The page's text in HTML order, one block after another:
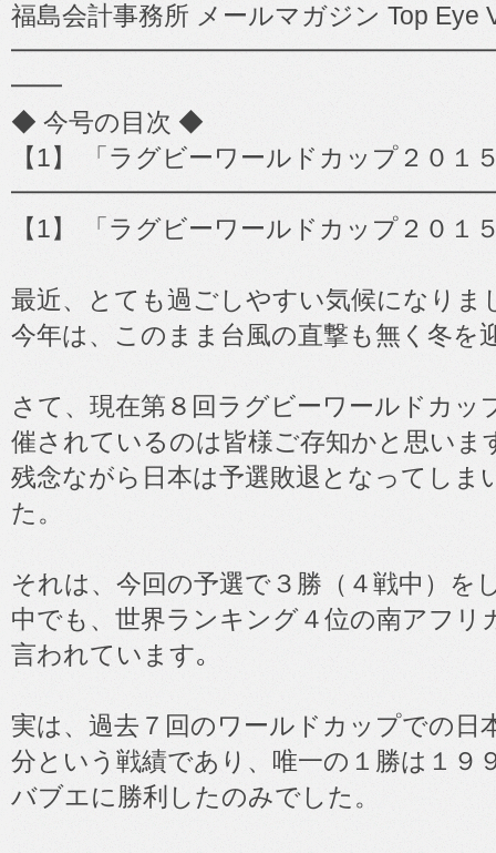
福島会計事務所 メールマガジン Top Eye
━━
◆ 今号の目次 ◆
【1】 「ラグビーワールドカップ２０１
【1】 「ラグビーワールドカップ２０１
最近、とても過ごしやすい気候になりま
今年は、このまま台風の直撃も無く冬を
さて、現在第８回ラグビーワールドカッ
催されているのは皆様ご存知かと思いま
残念ながら日本は予選敗退となってしま
た。
それは、今回の予選で３勝（４戦中）を
中でも、世界ランキング４位の南アフリ
言われています｡
実は、過去７回のワールドカップでの日
分という戦績であり、唯一の１勝は１９
バブエに勝利したのみでした。